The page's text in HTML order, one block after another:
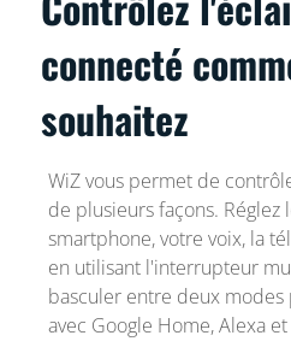
connecté
souhaitez
WiZ vous permet de
de plusieurs façons. Réglez
smartphone, votre voix, la
en utilisant l'interrupteur
basculer entre deux
avec Google Home, Alexa